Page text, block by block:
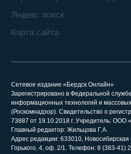
Яндекс поиск
Карта сайта
Сетевое издание «Бердск Онлайн»
Зарегистрировано в Федеральной
информационных технологий и
(Роскомнадзор). Свидетельство о
73887 от 19.10.2018 г. Учредитель:
Главный редактор: Жильцова Г.А.
Адрес редакции: 633010, Новосибирская
Горького, 4, оф. 2/1. Телефон: 8 (383-41)